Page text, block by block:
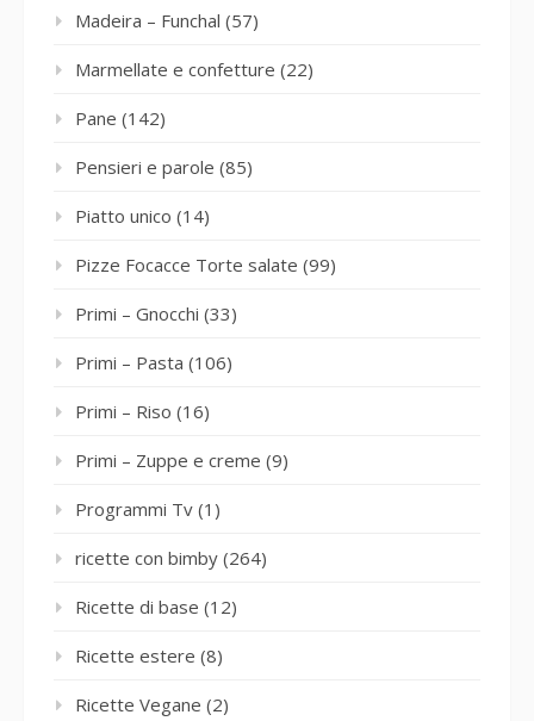
Madeira – Funchal (57)
Marmellate e confetture (22)
Pane (142)
Pensieri e parole (85)
Piatto unico (14)
Pizze Focacce Torte salate (99)
Primi – Gnocchi (33)
Primi – Pasta (106)
Primi – Riso (16)
Primi – Zuppe e creme (9)
Programmi Tv (1)
ricette con bimby (264)
Ricette di base (12)
Ricette estere (8)
Ricette Vegane (2)